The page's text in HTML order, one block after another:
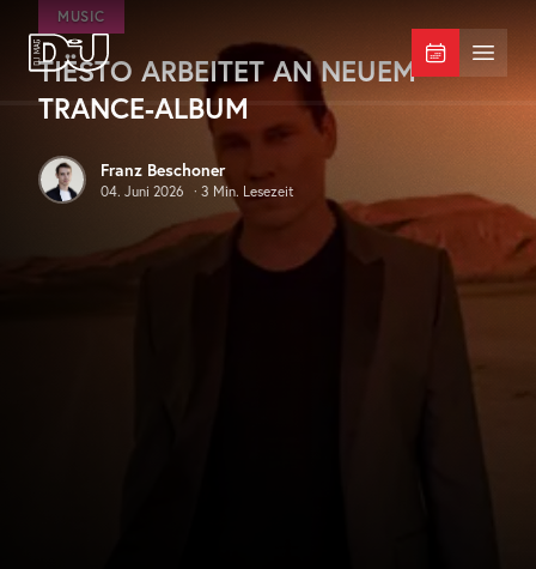
Zum Hauptinhalt springen
DJ Mag Germany Menü
MUSIC
TIËSTO ARBEITET AN NEUEM
TRANCE-ALBUM
Franz Beschoner
04. Juni 2026 · 3 Min. Lesezeit